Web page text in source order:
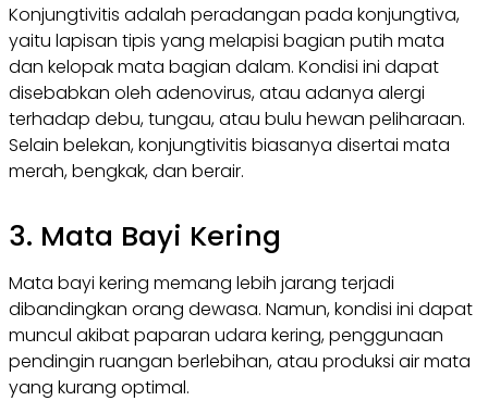
Konjungtivitis adalah peradangan pada konjungtiva,
yaitu lapisan tipis yang melapisi bagian putih mata
dan kelopak mata bagian dalam. Kondisi ini dapat
disebabkan oleh adenovirus, atau adanya alergi
terhadap debu, tungau, atau bulu hewan peliharaan.
Selain belekan, konjungtivitis biasanya disertai mata
merah, bengkak, dan berair.
3. Mata Bayi Kering
Mata bayi kering memang lebih jarang terjadi
dibandingkan orang dewasa. Namun, kondisi ini dapat
muncul akibat paparan udara kering, penggunaan
pendingin ruangan berlebihan, atau produksi air mata
yang kurang optimal.